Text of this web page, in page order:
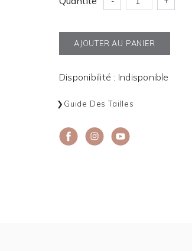
AJOUTER AU PANIER
Disponibilité : Indisponible
Guide Des Tailles